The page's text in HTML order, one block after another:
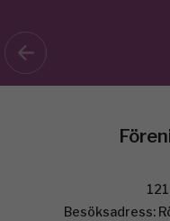
Besöksadress: